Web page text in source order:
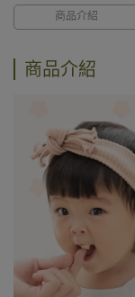
商品介紹
商品介紹